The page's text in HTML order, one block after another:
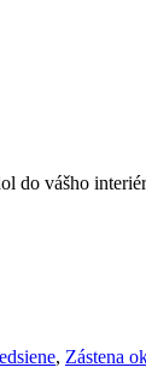
do vášho
, Zástena